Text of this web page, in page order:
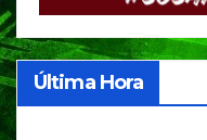
Última Hora